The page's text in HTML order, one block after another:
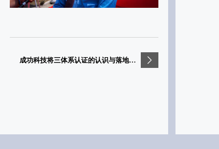
成功科技将三体系认证的认识与落地务实举措推向行业新高度